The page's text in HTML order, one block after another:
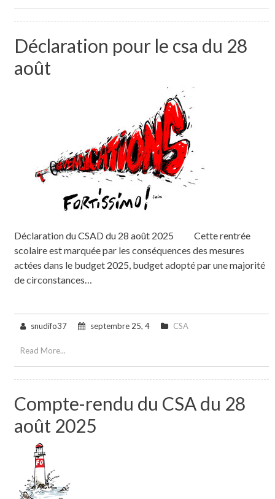
Déclaration pour le csa du 28
août
Déclaration du CSAD du 28 août 2025 Cette rentrée
scolaire est marquée par les conséquences des mesures
actées dans le budget 2025, budget adopté par une majorité
de circonstances…
snudifo37 septembre 25, 4 CSA
Read More...
Compte-rendu du CSA du 28
août 2025